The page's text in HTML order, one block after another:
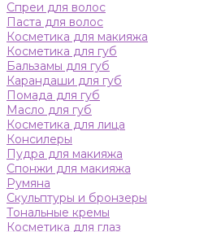
Спреи для волос
Паста для волос
Косметика для макияжа
Косметика для губ
Бальзамы для губ
Карандаши для губ
Помада для губ
Масло для губ
Косметика для лица
Консилеры
Пудра для макияжа
Спонжи для макияжа
Румяна
Скульптуры и бронзеры
Тональные кремы
Косметика для глаз